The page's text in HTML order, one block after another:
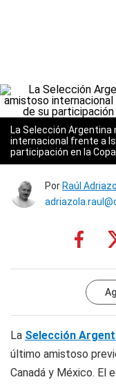
La Selección
internacional frente a
participación en la
Por Raúl
La Selección
último amistoso
Canadá y México. El